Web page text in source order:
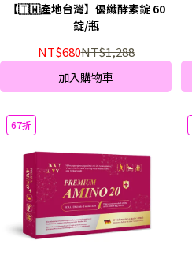
【🇹🇼產地台灣】優纖酵素錠 60
錠/瓶
NT$680NT$1,288
加入購物車
67折